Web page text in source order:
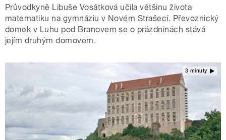
Průvodkyně Libuše Vosátková učila většinu života
matematiku na gymnáziu v Novém Strašecí. Převoznický
domek v Luhu pod Branovem se o prázdninách stává
jejím druhým domovem.
3 minuty